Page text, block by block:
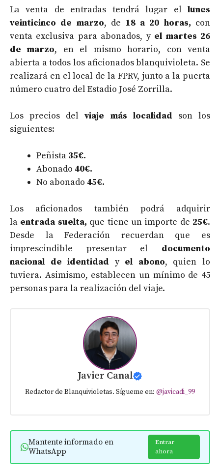
La venta de entradas tendrá lugar el lunes
veinticinco de marzo, de 18 a 20 horas, con
venta exclusiva para abonados, yel martes 26
de marzo, en el mismo horario, con venta
abierta a todos los aficionados blanquivioleta. Se
realizará en el local de la FPRV, junto a la puerta
número cuatro del Estadio José Zorrilla.
Los precios delviaje más localidad son los
siguientes:
Peñista 35€.
Abonado 40€.
No abonado 45€.
Los aficionados también podrá adquirir
la entrada suelta, que tiene un importe de 25€.
Desde la Federación recuerdan que es
imprescindible presentar el documento
nacional de identidad y el abono, quien lo
tuviera. Asimismo, establecen un mínimo de 45
personas para la realización del viaje.
Javier Canal
Redactor de Blanquivioletas. Sígueme en: @javicadi_99
Mantente informado en
WhatsApp
Entrar
ahora